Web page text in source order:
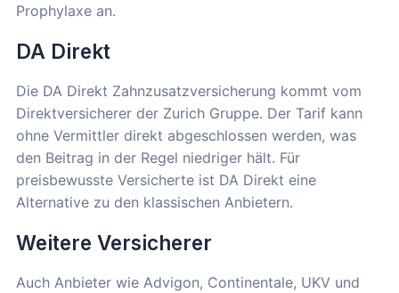
Prophylaxe an.
DA Direkt
Die DA Direkt Zahnzusatzversicherung kommt vom
Direktversicherer der Zurich Gruppe. Der Tarif kann
ohne Vermittler direkt abgeschlossen werden, was
den Beitrag in der Regel niedriger hält. Für
preisbewusste Versicherte ist DA Direkt eine
Alternative zu den klassischen Anbietern.
Weitere Versicherer
Auch Anbieter wie Advigon, Continentale, UKV und